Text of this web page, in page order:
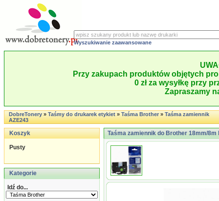
Wyszukiwanie zaawansowane
Przy zakupach produktów objętych
0 zł za wysyłkę przy
Zapraszamy
DobreTonery»Taśmy do drukarek etykiet»Taśma Brother»Taśma zamiennik
AZE243
Koszyk
Pusty
Kategorie
Idź do...
Taśma zamiennik do Brother 18mm/8m